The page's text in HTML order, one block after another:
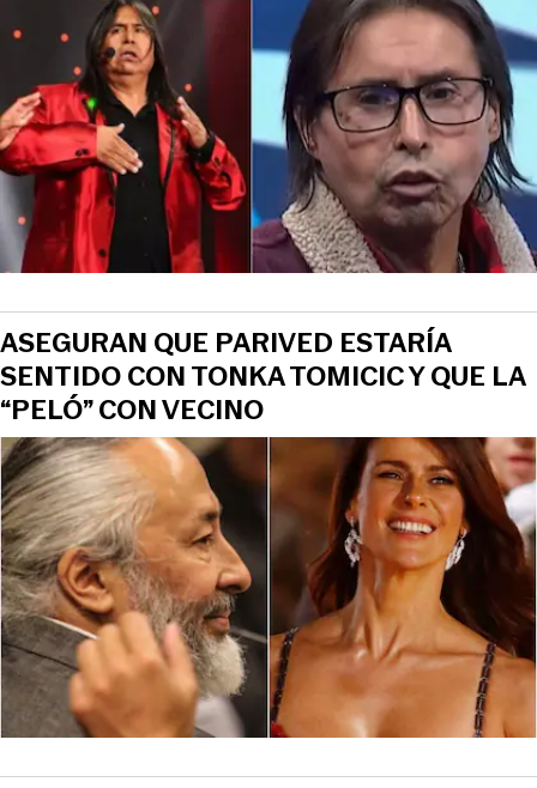
ASEGURAN QUE PARIVED ESTARÍA
SENTIDO CON TONKA TOMICIC Y QUE LA
“PELÓ” CON VECINO